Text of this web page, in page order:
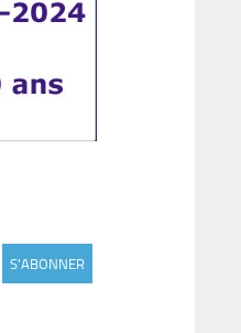
S'ABONNER